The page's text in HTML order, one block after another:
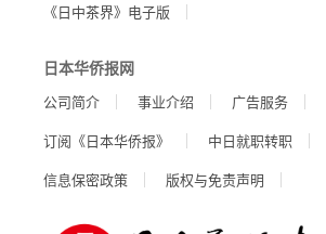
《日中茶界》电子版
日本华侨报网
公司简介 事业介绍 广告服务
订阅《日本华侨报》
中日就职转职
信息保密政策
版权与免责声明